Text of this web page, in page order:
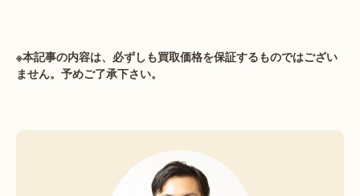
※本記事の内容は、必ずしも買取価格を保証するものではござい
ません。予めご了承下さい。